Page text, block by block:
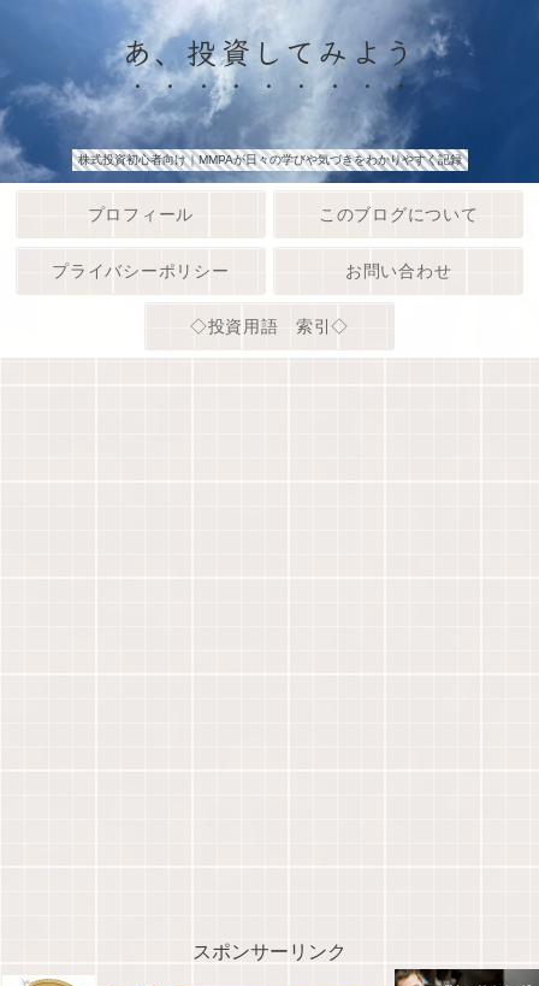
あ、投資してみよう
株式投資初心者向け｜MMPAが日々の学びや気づきをわかりやすく記録
プロフィール このブログについて
プライバシーポリシー お問い合わせ
◇投資用語 索引◇
スポンサーリンク